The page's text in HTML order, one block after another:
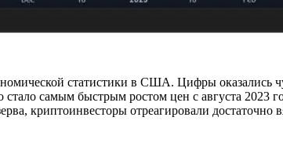
статистики в США. Цифры
самым быстрым ростом цен с августа 2023
криптоинвесторы отреагировали достаточно